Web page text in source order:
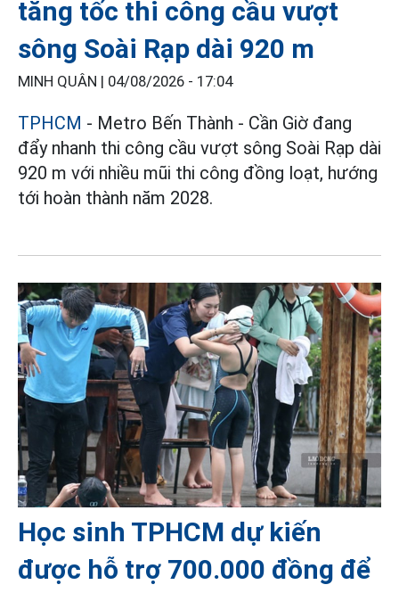
tăng tốc thi công cầu vượt
sông Soài Rạp dài 920 m
MINH QUÂN | 04/08/2026 - 17:04
TPHCM - Metro Bến Thành - Cần Giờ đang
đẩy nhanh thi công cầu vượt sông Soài Rạp dài
920 m với nhiều mũi thi công đồng loạt, hướng
tới hoàn thành năm 2028.
Học sinh TPHCM dự kiến
được hỗ trợ 700.000 đồng để